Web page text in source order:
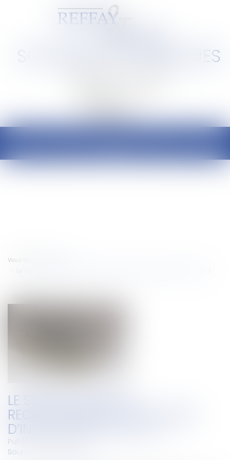
SCP REFFAY ET ASSOCIES
le
menu
Vous êtes ici :
LE SERVICE D’AIDE AU
RECOUVREMENT DES VICTIMES
D’INFRACTIONS (S.A.R.V.I)
Publié le :
Source :